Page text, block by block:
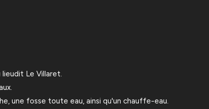
Le Villaret.
une fosse toute eau, ainsi qu'un chauffe-eau.